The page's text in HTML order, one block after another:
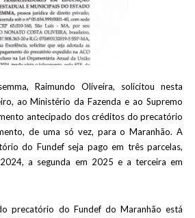
Raimundo Oliveira, solicitou nesta
ao Ministério da Fazenda e ao Supremo
antecipado dos créditos do precatório
de uma só vez, para o Maranhão. A
do Fundef seja pago em três parcelas,
a segunda em 2025 e a terceira em
precatório do Fundef do Maranhão está